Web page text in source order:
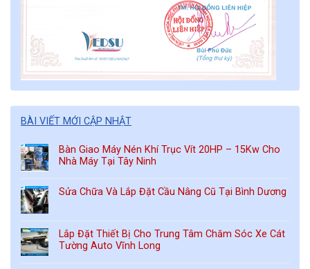
BÀI VIẾT MỚI CẬP NHẬT
Bàn Giao Máy Nén Khí Trục Vít 20HP – 15Kw Cho
Nhà Máy Tại Tây Ninh
Sửa Chữa Và Lắp Đặt Cầu Nâng Cũ Tại Bình Dương
Lắp Đặt Thiết Bị Cho Trung Tâm Chăm Sóc Xe Cát
Tường Auto Vĩnh Long